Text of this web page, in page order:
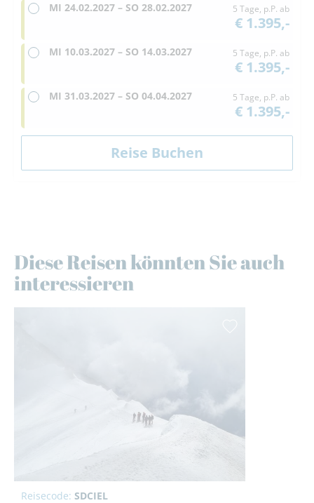
MI 24.02.2027 – SO 28.02.2027 5 Tage, p.P. ab
€ 1.395,-
MI 10.03.2027 – SO 14.03.2027 5 Tage, p.P. ab
€ 1.395,-
MI 31.03.2027 – SO 04.04.2027 5 Tage, p.P. ab
€ 1.395,-
Diese Reisen könnten Sie auch
interessieren
Reisecode: SDCIEL